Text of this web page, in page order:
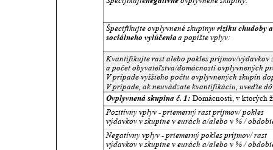
Špecifikujte ovplyvnené skupiny v riziku chudoby
sociálneho vylúčenia a popíšte vplyv:
Kvantifikujte rast alebo pokles príjmov/
a počet obyvateľstva/domácností ovplyvnených
V prípade vyššieho počtu ovplyvnených skupín
V prípade, ak neuvádzate kvantifikáciu, uveďte
Ovplyvnená skupina č. 1: Domácnosti, v ktorých
Pozitívny vplyv - priemerný rast príjmov/ pokles
výdavkov v skupine v eurách a/alebo v % /
Negatívny vplyv - priemerný pokles príjmov/ rast
výdavkov v skupine v eurách a/alebo v % /